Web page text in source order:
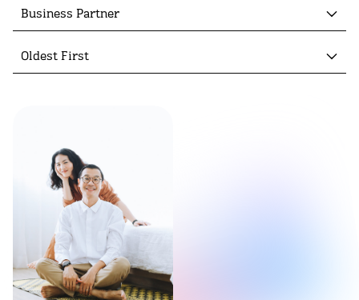
Business Partner
Oldest First